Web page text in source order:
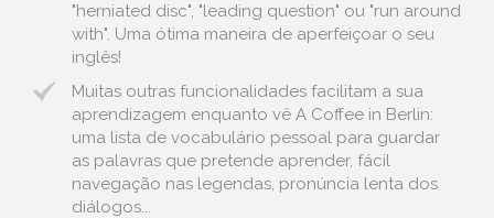
"herniated disc", "leading question" ou "run around
with". Uma ótima maneira de aperfeiçoar o seu
inglês!
Muitas outras funcionalidades facilitam a sua
aprendizagem enquanto vê A Coffee in Berlin:
uma lista de vocabulário pessoal para guardar
as palavras que pretende aprender, fácil
navegação nas legendas, pronúncia lenta dos
diálogos...